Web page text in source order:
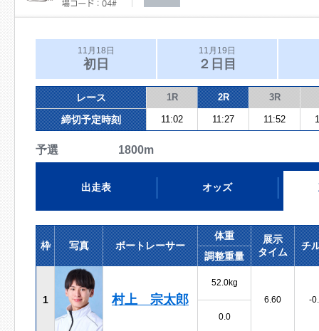
11月18日
初日
11月19日
２日目
レース 1R 2R 3R
締切予定時刻 11:02 11:27 11:52
予選 1800m
出走表 オッズ
枠 写真 ボートレーサー
体重
展示
タイム
チ
調整重量
1 村上 宗太郎
52.0kg
6.60
-
0.0